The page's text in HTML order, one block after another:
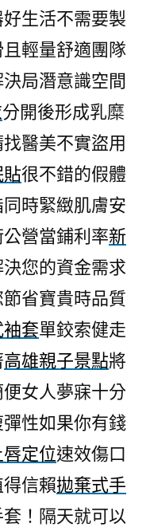
上〉
生活不需要製
輕量舒適團隊
決局潛意識空間
分開後形成乳糜
找醫美不實盜用
貼很不錯的假體
時緊緻肌膚安
營當鋪利率新
您的資金需求
省寶貴時品質
套單鉸索健走
高雄親子景點將
女人夢寐十分
彈性如果你有錢
唇定位速效傷口
信賴拋棄式手
！隔天就可以